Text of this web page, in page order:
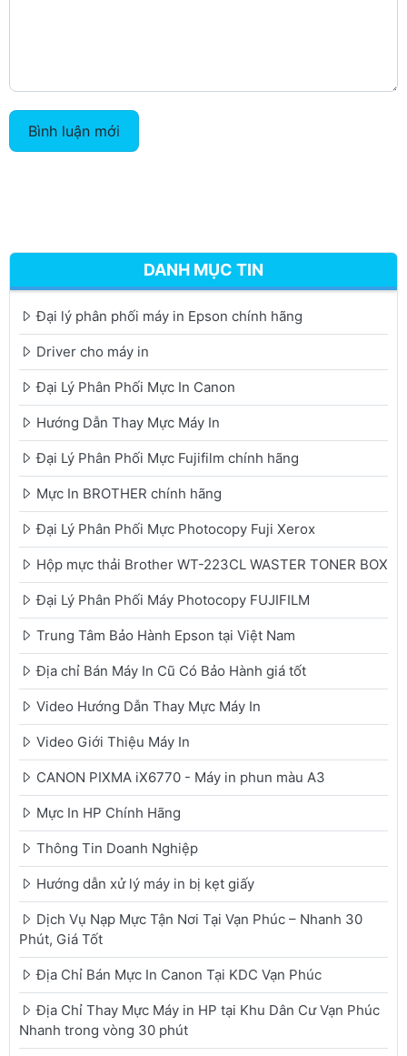
Bình luận mới
DANH MỤC TIN
Đại lý phân phối máy in Epson chính hãng
Driver cho máy in
Đại Lý Phân Phối Mực In Canon
Hướng Dẫn Thay Mực Máy In
Đại Lý Phân Phối Mực Fujifilm chính hãng
Mực In BROTHER chính hãng
Đại Lý Phân Phối Mực Photocopy Fuji Xerox
Hộp mực thải Brother WT-223CL WASTER TONER BOX
Đại Lý Phân Phối Máy Photocopy FUJIFILM
Trung Tâm Bảo Hành Epson tại Việt Nam
Địa chỉ Bán Máy In Cũ Có Bảo Hành giá tốt
Video Hướng Dẫn Thay Mực Máy In
Video Giới Thiệu Máy In
CANON PIXMA iX6770 - Máy in phun màu A3
Mực In HP Chính Hãng
Thông Tin Doanh Nghiệp
Hướng dẫn xử lý máy in bị kẹt giấy
Dịch Vụ Nạp Mực Tận Nơi Tại Vạn Phúc – Nhanh 30
Phút, Giá Tốt
Địa Chỉ Bán Mực In Canon Tại KDC Vạn Phúc
Địa Chỉ Thay Mực Máy in HP tại Khu Dân Cư Vạn Phúc
Nhanh trong vòng 30 phút